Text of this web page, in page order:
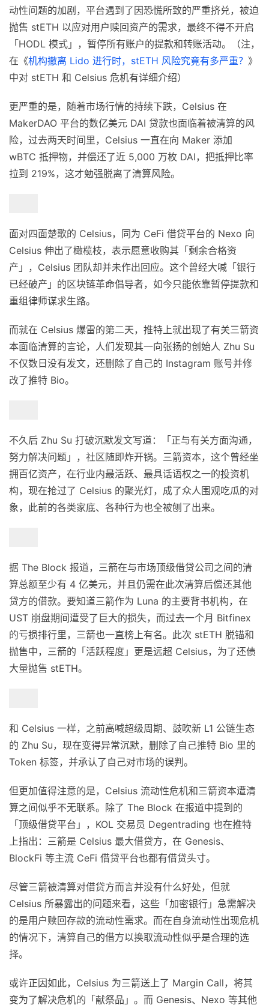
动性问题的加剧，平台遇到了因恐慌所致的严重挤兑，被迫
抛售 stETH 以应对用户赎回资产的需求，最终不得不开启
「HODL 模式」，暂停所有账户的提款和转账活动。（注，
在《机构撤离 Lido 进行时，stETH 风险究竟有多严重？ 》
中对 stETH 和 Celsius 危机有详细介绍）
更严重的是，随着市场行情的持续下跌，Celsius 在
MakerDAO 平台的数亿美元 DAI 贷款也面临着被清算的风
险，过去两天时间里，Celsius 一直在向 Maker 添加
wBTC 抵押物，并偿还了近 5,000 万枚 DAI，把抵押比率
拉到 219%，这才勉强脱离了清算风险。
面对四面楚歌的 Celsius，同为 CeFi 借贷平台的 Nexo 向
Celsius 伸出了橄榄枝，表示愿意收购其「剩余合格资
产」，Celsius 团队却并未作出回应。这个曾经大喊「银行
已经破产」的区块链革命倡导者，如今只能依靠暂停提款和
重组律师谋求生路。
而就在 Celsius 爆雷的第二天，推特上就出现了有关三箭资
本面临清算的言论，人们发现其一向张扬的创始人 Zhu Su
不仅数日没有发文，还删除了自己的 Instagram 账号并修
改了推特 Bio。
不久后 Zhu Su 打破沉默发文写道：「正与有关方面沟通，
努力解决问题」，社区随即炸开锅。三箭资本，这个曾经坐
拥百亿资产，在行业内最活跃、最具话语权之一的投资机
构，现在抢过了 Celsius 的聚光灯，成了众人围观吃瓜的对
象，此前的各类家底、各种行为也全被刨了出来。
据 The Block 报道，三箭在与市场顶级借贷公司之间的清
算总额至少有 4 亿美元，并且仍需在此次清算后偿还其他
贷方的借款。要知道三箭作为 Luna 的主要背书机构，在
UST 崩盘期间遭受了巨大的损失，而过去一个月 Bitfinex
的亏损排行里，三箭也一直榜上有名。此次 stETH 脱锚和
抛售中，三箭的「活跃程度」更是远超 Celsius，为了还债
大量抛售 stETH。
和 Celsius 一样，之前高喊超级周期、鼓吹新 L1 公链生态
的 Zhu Su，现在变得异常沉默，删除了自己推特 Bio 里的
Token 标签，并承认了自己对市场的误判。
但更加值得注意的是，Celsius 流动性危机和三箭资本遭清
算之间似乎不无联系。除了 The Block 在报道中提到的
「顶级借贷平台」，KOL 交易员 Degentrading 也在推特
上指出：三箭是 Celsius 最大借贷方，在 Genesis、
BlockFi 等主流 CeFi 借贷平台也都有借贷头寸。
尽管三箭被清算对借贷方而言并没有什么好处，但就
Celsius 所暴露出的问题来看，这些「加密银行」急需解决
的是用户赎回存款的流动性需求。而在自身流动性出现危机
的情况下，清算自己的借方以换取流动性似乎是合理的选
择。
或许正因如此，Celsius 为三箭送上了 Margin Call，将其
变为了解决危机的「献祭品」。而 Genesis、Nexo 等其他